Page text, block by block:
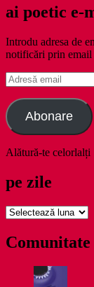
ai poetic e-
Introdu adresa de
notificări prin
Adresă
email
Abonare
Alătură-te celorlalți
pe zile
pe
Comunitate